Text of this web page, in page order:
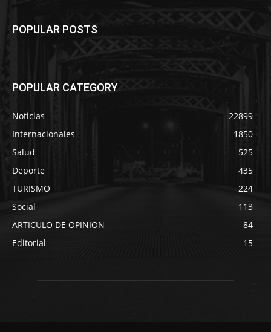
POPULAR POSTS
POPULAR CATEGORY
Noticias
22899
Internacionales
1850
Salud
525
Deporte
435
TURISMO
224
Social
113
ARTICULO DE OPINION
84
Editorial
15